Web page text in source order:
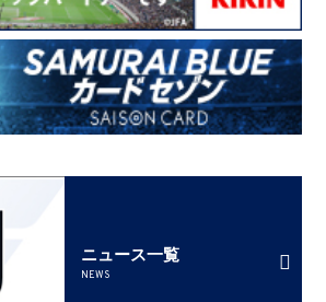
ニュース一覧
NEWS